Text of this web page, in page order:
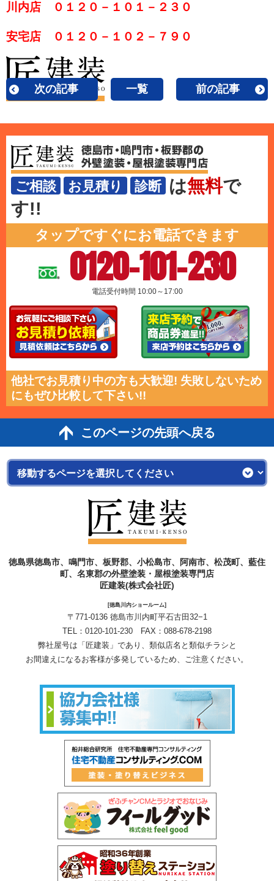
川内店 ０１２０－１０１－２３０
安宅店 ０１２０－１０２－７９０
次の記事 一覧 前の記事
ご相談 お見積り 診断 は無料で
す!!
タップですぐにお電話できます
0120-101-230
電話受付時間 10:00～17:00
他社でお見積り中の方も大歓迎! 失敗しないため
にもぜひ比較して下さい!!
このページの先頭へ戻る
徳島県徳島市、鳴門市、板野郡、小松島市、阿南市、松茂町、藍住
町、名東郡の外壁塗装・屋根塗装専門店
匠建装(株式会社匠)
[徳島川内ショールーム]
〒771-0136 徳島市川内町平石古田32−1
TEL： 0120-101-230 FAX：088-678-2198
弊社屋号は「匠建装」であり、類似店名と類似チラシと
お間違えになるお客様が多発しているため、ご注意ください。